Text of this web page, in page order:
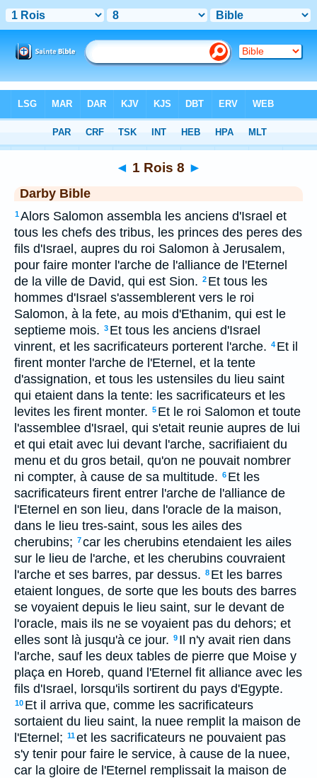
> 1 Rois 8
◄ 1 Rois 8 ►
Darby Bible
1Alors Salomon assembla les anciens d'Israel et
tous les chefs des tribus, les princes des peres des
fils d'Israel, aupres du roi Salomon à Jerusalem,
pour faire monter l'arche de l'alliance de l'Eternel
de la ville de David, qui est Sion. 2 Et tous les
hommes d'Israel s'assemblerent vers le roi
Salomon, à la fete, au mois d'Ethanim, qui est le
septieme mois. 3 Et tous les anciens d'Israel
vinrent, et les sacrificateurs porterent l'arche. 4 Et il
firent monter l'arche de l'Eternel, et la tente
d'assignation, et tous les ustensiles du lieu saint
qui etaient dans la tente: les sacrificateurs et les
levites les firent monter. 5 Et le roi Salomon et toute
l'assemblee d'Israel, qui s'etait reunie aupres de lui
et qui etait avec lui devant l'arche, sacrifiaient du
menu et du gros betail, qu'on ne pouvait nombrer
ni compter, à cause de sa multitude. 6 Et les
sacrificateurs firent entrer l'arche de l'alliance de
l'Eternel en son lieu, dans l'oracle de la maison,
dans le lieu tres-saint, sous les ailes des
cherubins; 7car les cherubins etendaient les ailes
sur le lieu de l'arche, et les cherubins couvraient
l'arche et ses barres, par dessus. 8 Et les barres
etaient longues, de sorte que les bouts des barres
se voyaient depuis le lieu saint, sur le devant de
l'oracle, mais ils ne se voyaient pas du dehors; et
elles sont là jusqu'à ce jour. 9 Il n'y avait rien dans
l'arche, sauf les deux tables de pierre que Moise y
plaça en Horeb, quand l'Eternel fit alliance avec les
fils d'Israel, lorsqu'ils sortirent du pays d'Egypte.
10 Et il arriva que, comme les sacrificateurs
sortaient du lieu saint, la nuee remplit la maison de
l'Eternel; 11et les sacrificateurs ne pouvaient pas
s'y tenir pour faire le service, à cause de la nuee,
car la gloire de l'Eternel remplissait la maison de